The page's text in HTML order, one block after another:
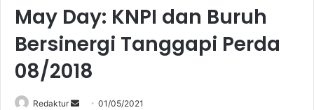
May Day: KNPI dan Buruh
Bersinergi Tanggapi Perda
08/2018
Redaktur 01/05/2021